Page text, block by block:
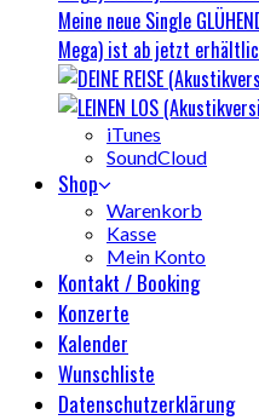
Meine neue Single
Mega) ist ab jetzt
iTunes
SoundCloud
Shop
Warenkorb
Kasse
Mein Konto
Kontakt / Booking
Konzerte
Kalender
Wunschliste
Datenschutzerklärung